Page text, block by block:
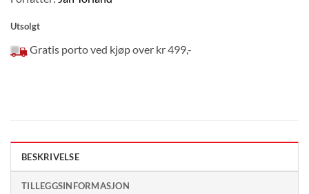
Utsolgt
Gratis porto ved kjøp over kr 499,-
BESKRIVELSE
TILLEGGSINFORMASJON